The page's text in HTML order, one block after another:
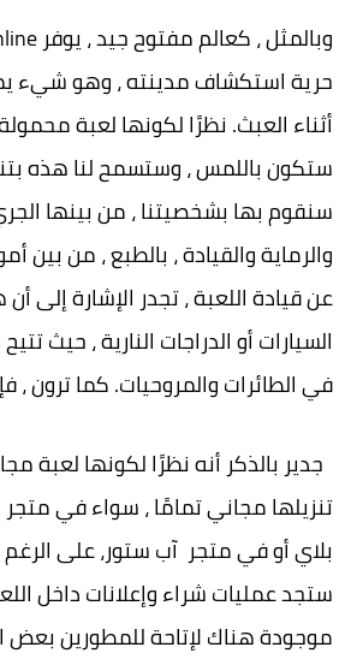
حرية استكشاف مدينته ، وهو شيء
أثناء العبث. نظرًا لكونها لعبة
ستكون باللمس ، وستسمح لنا هذه
سنقوم بها بشخصيتنا ، من بينها
والرماية والقيادة ، بالطبع ، من بين
عن قيادة اللعبة ، تجدر الإشارة إلى
السيارات أو الدراجات النارية ، حيث
في الطائرات والمروحيات. كما ترون ،
جدير بالذكر أنه نظرًا لكونها لعبة
تنزيلها مجاني تمامًا ، سواء في
بلاي أو في متجر آب ستور، على
ستجد عمليات شراء وإعلانات داخل
موجودة هناك لإتاحة للمطورين